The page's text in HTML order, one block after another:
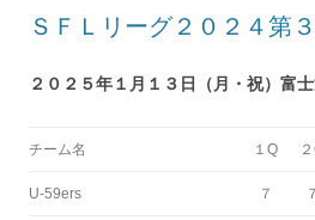
ＳＦＬリーグ２０２４第
２０２５年１月１３日（月・祝）富
チーム名 １Q
U-59ers ７ ７